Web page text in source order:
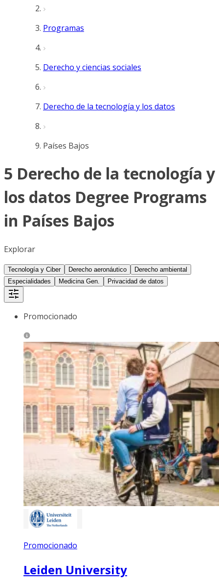
Programas
Derecho y ciencias sociales
Derecho de la tecnología y los datos
Países Bajos
5 Derecho de la tecnología y
los datos Degree Programs
in Países Bajos
Explorar
Tecnología y Ciber Derecho aeronáutico
Derecho ambiental
Especialidades
Medicina Gen. Privacidad de datos
Promocionado
Promocionado
Leiden University